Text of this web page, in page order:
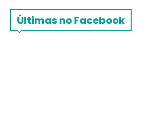
Últimas no Facebook